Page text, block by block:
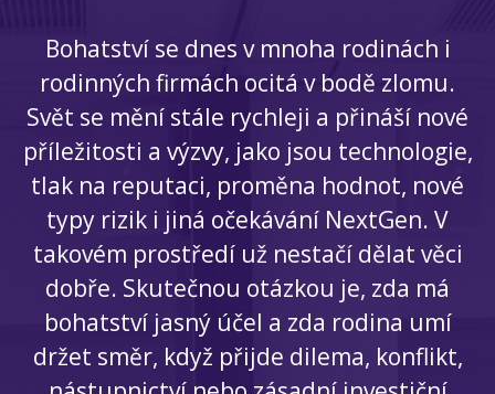
Bohatství se dnes v mnoha rodinách i
rodinných firmách ocitá v bodě zlomu.
Svět se mění stále rychleji a přináší nové
příležitosti a výzvy, jako jsou technologie,
tlak na reputaci, proměna hodnot, nové
typy rizik i jiná očekávání NextGen. V
takovém prostředí už nestačí dělat věci
dobře. Skutečnou otázkou je, zda má
bohatství jasný účel a zda rodina umí
držet směr, když přijde dilema, konflikt,